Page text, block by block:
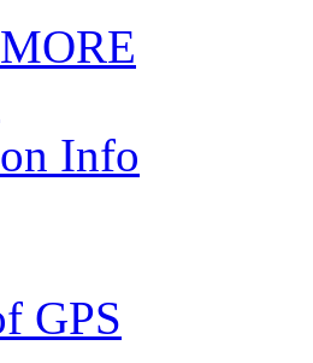
Info
GPS